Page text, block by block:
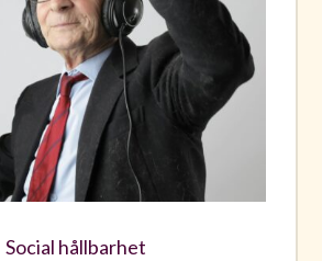
Social hållbarhet